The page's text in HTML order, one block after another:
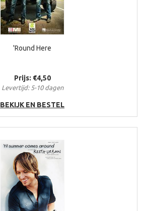
'Round Here
Prijs: €4,50
Levertijd: 5-10 dagen
BEKIJK EN BESTEL